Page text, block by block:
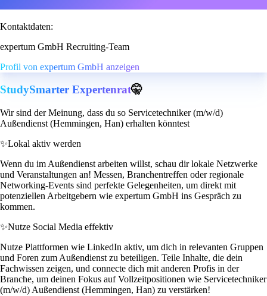
Kontaktdaten:
expertum GmbH Recruiting-Team
Profil von expertum GmbH anzeigen
StudySmarter Expertenrat🤫
Wir sind der Meinung, dass du so Servicetechniker (m/w/d)
Außendienst (Hemmingen, Han) erhalten könntest
✨Lokal aktiv werden
Wenn du im Außendienst arbeiten willst, schau dir lokale Netzwerke
und Veranstaltungen an! Messen, Branchentreffen oder regionale
Networking-Events sind perfekte Gelegenheiten, um direkt mit
potenziellen Arbeitgebern wie expertum GmbH ins Gespräch zu
kommen.
✨Nutze Social Media effektiv
Nutze Plattformen wie LinkedIn aktiv, um dich in relevanten Gruppen
und Foren zum Außendienst zu beteiligen. Teile Inhalte, die dein
Fachwissen zeigen, und connecte dich mit anderen Profis in der
Branche, um deinen Fokus auf Vollzeitpositionen wie Servicetechniker
(m/w/d) Außendienst (Hemmingen, Han) zu verstärken!